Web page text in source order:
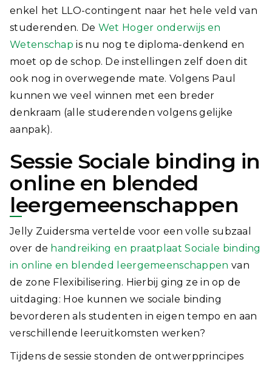
enkel het LLO-contingent naar het hele veld van
studerenden. De Wet Hoger onderwijs en
Wetenschap is nu nog te diploma-denkend en
moet op de schop. De instellingen zelf doen dit
ook nog in overwegende mate. Volgens Paul
kunnen we veel winnen met een breder
denkraam (alle studerenden volgens gelijke
aanpak).
Sessie Sociale binding in
online en blended
leergemeenschappen
Jelly Zuidersma vertelde voor een volle subzaal
over de handreiking en praatplaat Sociale binding
in online en blended leergemeenschappen van
de zone Flexibilisering. Hierbij ging ze in op de
uitdaging: Hoe kunnen we sociale binding
bevorderen als studenten in eigen tempo en aan
verschillende leeruitkomsten werken?
Tijdens de sessie stonden de ontwerpprincipes